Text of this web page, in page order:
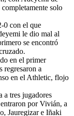
solo
0 con el que
le dio mal al
se encontró
en el primer
regresaron a
en el Athletic, flojo
a tres jugadores
por Vivián, a
Jauregizar e Iñaki